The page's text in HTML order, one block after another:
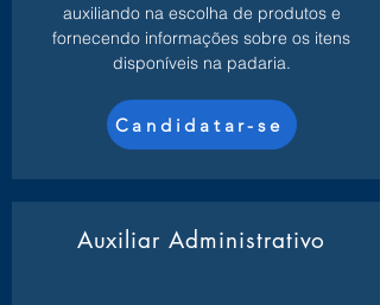
auxiliando na escolha de produtos e
fornecendo informações sobre os itens
disponíveis na padaria.
Candidatar-se
Auxiliar Administrativo